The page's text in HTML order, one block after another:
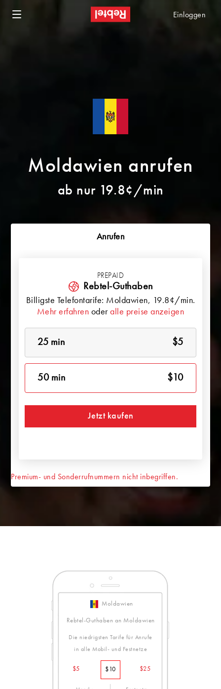
Einloggen
Moldawien anrufen
ab nur 19.8¢/min
Anrufen
PREPAID
Rebtel-Guthaben
Billigste Telefontarife: Moldawien, 19.8¢/min.
Mehr erfahren oderalle preise anzeigen
25 min $5
50 min $10
Jetzt kaufen
Premium- und Sonderrufnummern nicht inbegriffen.
Moldawien
Rebtel-Guthaben an Moldawien
Die niedrigsten Tarife für Anrufe
in alle Mobil- und Festnetze
$5 $10 $25